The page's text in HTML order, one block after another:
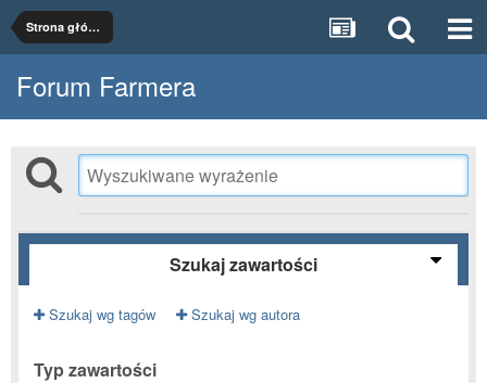
Strona główna
Forum Farmera
Szukaj zawartości
Szukaj wg tagów Szukaj wg autora
Typ zawartości